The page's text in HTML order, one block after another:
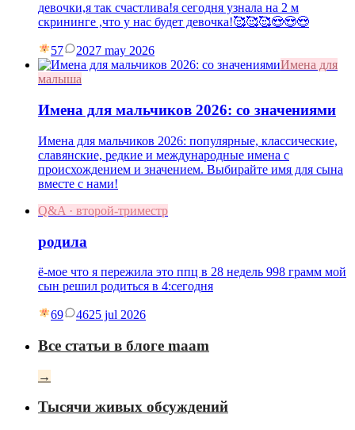
девочки,я так счастлива!я сегодня узнала на 2 м
скрининге ,что у нас будет девочка!🥰🥰🥰😍😍😍
57 2027 may 2026
Имена для
малыша
Имена для мальчиков 2026: со значениями
Имена для мальчиков 2026: популярные, классические,
славянские, редкие и международные имена с
происхождением и значением. Выбирайте имя для сына
вместе с нами!
Q&A · второй-триместр
родила
ё-мое что я пережила это ппц в 28 недель 998 грамм мой
сын решил родиться в 4:сегодня
69 4625 jul 2026
Все статьи в блоге maam
→
Тысячи живых обсуждений